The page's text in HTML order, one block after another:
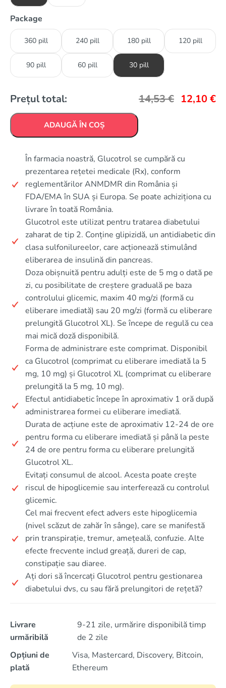
Package
360 pill 240 pill 180 pill 120 pill
90 pill 60 pill 30 pill
Prețul total: 14,53€ 12,10€
ADAUGĂ ÎN COȘ
În farmacia noastră, Glucotrol se cumpără cu
prezentarea rețetei medicale (Rx), conform
reglementărilor ANMDMR din România și
FDA/EMA în SUA și Europa. Se poate achiziționa cu
livrare în toată România.
Glucotrol este utilizat pentru tratarea diabetului
zaharat de tip 2. Conține glipizidă, un antidiabetic din
clasa sulfonilureelor, care acționează stimulând
eliberarea de insulină din pancreas.
Doza obișnuită pentru adulți este de 5 mg o dată pe
zi, cu posibilitate de creștere graduală pe baza
controlului glicemic, maxim 40 mg/zi (formă cu
eliberare imediată) sau 20 mg/zi (formă cu eliberare
prelungită Glucotrol XL). Se începe de regulă cu cea
mai mică doză disponibilă.
Forma de administrare este comprimat. Disponibil
ca Glucotrol (comprimat cu eliberare imediată la 5
mg, 10 mg) și Glucotrol XL (comprimat cu eliberare
prelungită la 5 mg, 10 mg).
Efectul antidiabetic începe în aproximativ 1 oră după
administrarea formei cu eliberare imediată.
Durata de acțiune este de aproximativ 12-24 de ore
pentru forma cu eliberare imediată și până la peste
24 de ore pentru forma cu eliberare prelungită
Glucotrol XL.
Evitați consumul de alcool. Acesta poate crește
riscul de hipoglicemie sau interferează cu controlul
glicemic.
Cel mai frecvent efect advers este hipoglicemia
(nivel scăzut de zahăr în sânge), care se manifestă
prin transpirație, tremur, amețeală, confuzie. Alte
efecte frecvente includ greață, dureri de cap,
constipație sau diaree.
Ați dori să încercați Glucotrol pentru gestionarea
diabetului dvs, cu sau fără prelungitori de rețetă?
Livrare
urmăribilă
9-21 zile, urmărire disponibilă timp
de 2 zile
Opțiuni de
plată
Visa, Mastercard, Discovery, Bitcoin,
Ethereum